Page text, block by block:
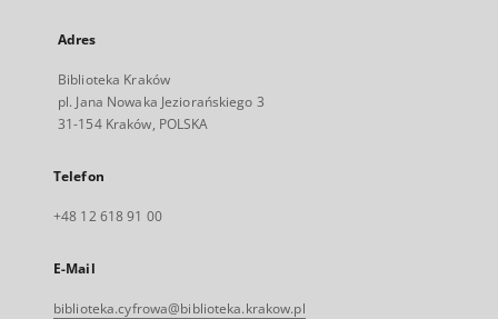
Adres
Biblioteka Kraków
pl. Jana Nowaka Jeziorańskiego 3
31-154 Kraków, POLSKA
Telefon
+48 12 618 91 00
E-Mail
biblioteka.cyfrowa@biblioteka.krakow.pl